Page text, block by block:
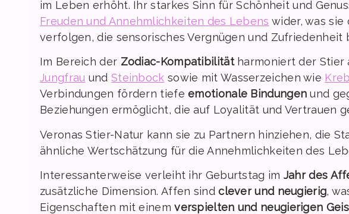
im Leben erhöht. Ihr starkes Sinn für Schönheit und
Freuden und Annehmlichkeiten des Lebens wider, was
verfolgen, die sensorisches Vergnügen und Zufriedenheit
Im Bereich der Zodiac-Kompatibilitätharmoniert der Stier
Jungfrau und Steinbock sowie mit Wasserzeichen wie
Verbindungen fördern tiefeemotionale Bindungen und
Beziehungen ermöglicht, die auf Loyalität und Vertrauen
Veronas Stier-Natur kann sie zu Partnern hinziehen, die
ähnliche Wertschätzung für die Annehmlichkeiten des
Interessanterweise verleiht ihr Geburtstag im Jahr des
zusätzliche Dimension. Affen sindclever und neugierig,
Eigenschaften mit einemverspielten und neugierigen